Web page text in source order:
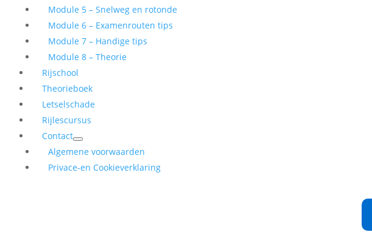
Module 5 – Snelweg en rotonde
Module 6 – Examenrouten tips
Module 7 – Handige tips
Module 8 – Theorie
Rijschool
Theorieboek
Letselschade
Rijlescursus
Contact
Algemene voorwaarden
Privace-en Cookieverklaring